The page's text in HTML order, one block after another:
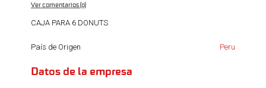
Ver comentarios (0)
CAJA PARA 6 DONUTS
País de Origen Peru
Datos de la empresa